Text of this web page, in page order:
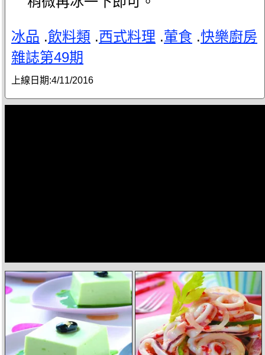
冰品 .飲料類 .西式料理 .葷食 .快樂廚房
雜誌第49期
上線日期:4/11/2016